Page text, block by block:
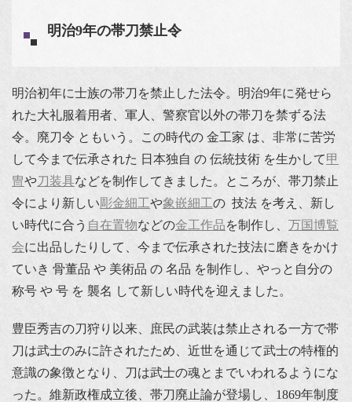
明治9年の帯刀禁止令
明治初年に士族の帯刀を禁止した法令。明治9年に発せら
れた大礼服着用者、軍人、警察官以外の帯刀を禁ずる法
令。廃刀令 ともいう。この時代の 金工家 は、非常に苦労
して今まで伝承された 日本独自 の 伝統技術 を生かして甲
冑や刀装具などを制作してきました。ところが、帯刀禁止
令により新しい彫金細工や象嵌細工の 技法 を考え、新し
い時代に合う 自在置物などの金工作品を制作し、 万国博覧
会に出品したりして、今まで伝承された技法に磨きをかけ
ていき 骨董品 や 美術品 の 名品 を制作し、やっと自分の
称号 や 号 を 襲名 して新しい時代を迎えました。
豊臣秀吉の刀狩り以来、庶民の武装は禁止される一方で帯
刀は武士のみに許されたため、近世を通じて武士の特権的
意識の象徴となり、刀は武士の魂とまでいわれるようにな
った。維新政権成立後、帯刀廃止論が登場し、1869年制度